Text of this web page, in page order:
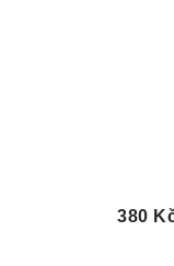
380